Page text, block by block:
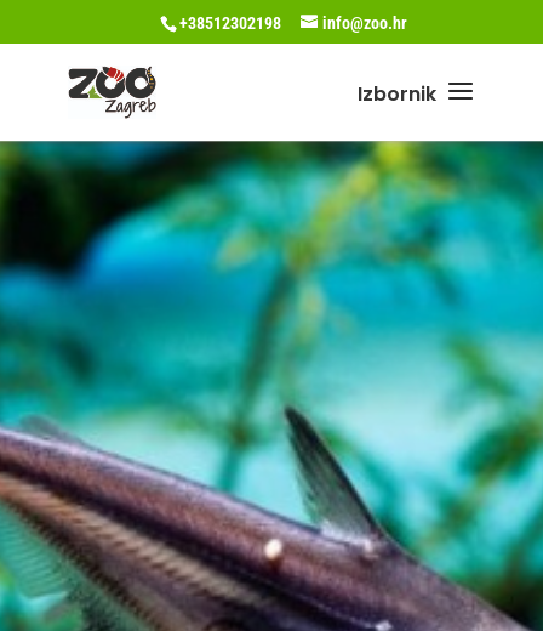
+38512302198 info@zoo.hr